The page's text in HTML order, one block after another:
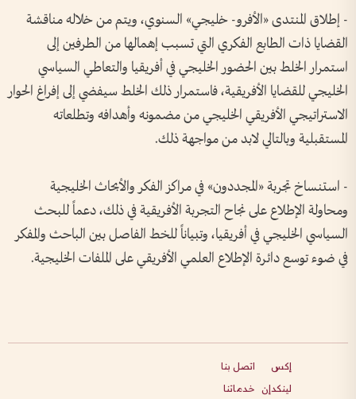
- إطلاق المنتدى «الأفرو- خليجي» السنوي، ويتم من خلاله مناقشة
القضايا ذات الطابع الفكري التي تسبب إهمالها من الطرفين إلى
استمرار الخلط بين الحضور الخليجي في أفريقيا والتعاطي السياسي
الخليجي للقضايا الأفريقية، فاستمرار ذلك الخلط سيفضي إلى إفراغ الحوار
الاستراتيجي الأفريقي الخليجي من مضمونه وأهدافه وتطلعاته
المستقبلية وبالتالي لابد من مواجهة ذلك.
- استنساخ تجربة «المجددون» في مراكز الفكر والأبحاث الخليجية
ومحاولة الإطلاع على نجاح التجربة الأفريقية في ذلك، دعماً للبحث
السياسي الخليجي في أفريقيا، وتبياناً للخط الفاصل بين الباحث والمفكر
في ضوء توسع دائرة الإطلاع العلمي الأفريقي على الملفات الخليجية.
إكس
لينكدإن
اتصل بنا
خدماتنا